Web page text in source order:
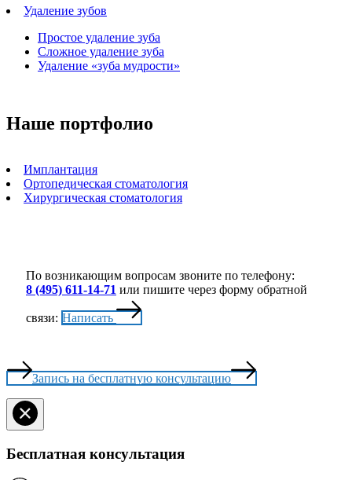
Удаление зубов
Простое удаление зуба
Сложное удаление зуба
Удаление «зуба мудрости»
Наше портфолио
Имплантация
Ортопедическая стоматология
Хирургическая стоматология
По возникающим вопросам звоните по телефону:
8 (495) 611-14-71 или пишите через форму обратной
связи: Написать
Запись на бесплатную консультацию
Бесплатная консультация